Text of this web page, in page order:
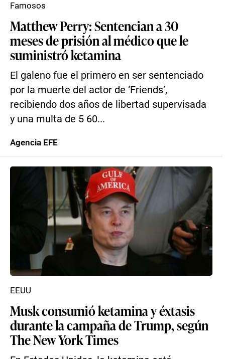
Matthew Perry: Sentencian a 30
meses de prisión al médico que le
suministró ketamina
El galeno fue el primero en ser sentenciado
por la muerte del actor de ‘Friends’,
recibiendo dos años de libertad supervisada
y una multa de 5 60...
Famosos
Agencia EFE
Musk consumió ketamina y éxtasis
durante la campaña de Trump, según
The New York Times
EEUU